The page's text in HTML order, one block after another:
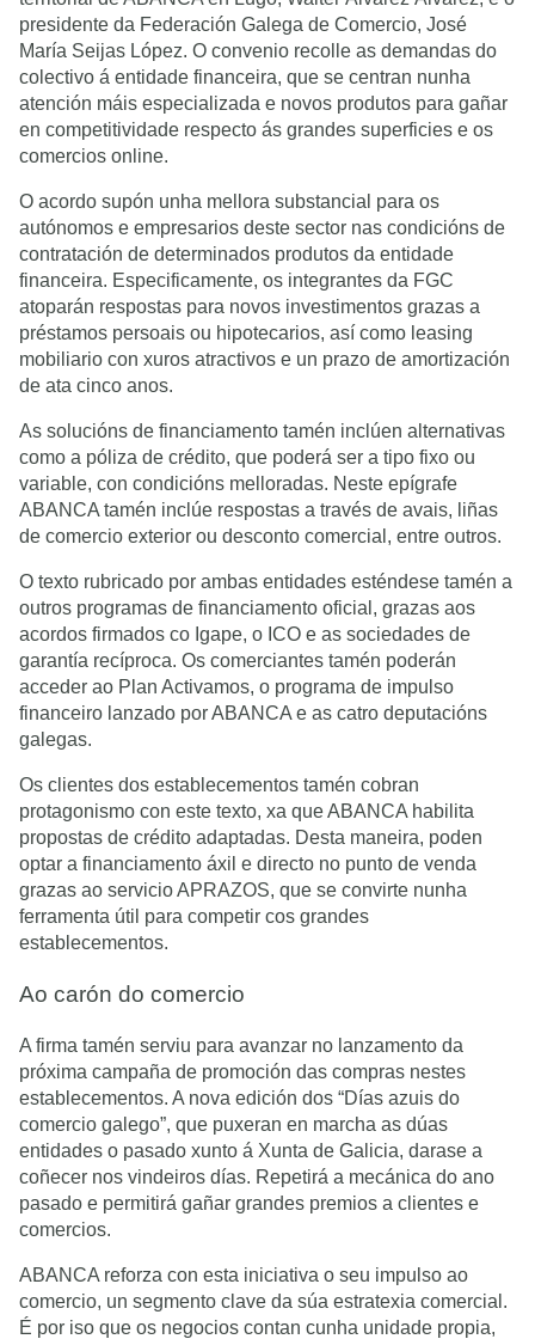
presidente da Federación Galega de Comercio, José
María Seijas López. O convenio recolle as demandas do
colectivo á entidade financeira, que se centran nunha
atención máis especializada e novos produtos para gañar
en competitividade respecto ás grandes superficies e os
comercios online.
O acordo supón unha mellora substancial para os
autónomos e empresarios deste sector nas condicións de
contratación de determinados produtos da entidade
financeira. Especificamente, os integrantes da FGC
atoparán respostas para novos investimentos grazas a
préstamos persoais ou hipotecarios, así como leasing
mobiliario con xuros atractivos e un prazo de amortización
de ata cinco anos.
As solucións de financiamento tamén inclúen alternativas
como a póliza de crédito, que poderá ser a tipo fixo ou
variable, con condicións melloradas. Neste epígrafe
ABANCA tamén inclúe respostas a través de avais, liñas
de comercio exterior ou desconto comercial, entre outros.
O texto rubricado por ambas entidades esténdese tamén a
outros programas de financiamento oficial, grazas aos
acordos firmados co Igape, o ICO e as sociedades de
garantía recíproca. Os comerciantes tamén poderán
acceder ao Plan Activamos, o programa de impulso
financeiro lanzado por ABANCA e as catro deputacións
galegas.
Os clientes dos establecementos tamén cobran
protagonismo con este texto, xa que ABANCA habilita
propostas de crédito adaptadas. Desta maneira, poden
optar a financiamento áxil e directo no punto de venda
grazas ao servicio APRAZOS, que se convirte nunha
ferramenta útil para competir cos grandes
establecementos.
Ao carón do comercio
A firma tamén serviu para avanzar no lanzamento da
próxima campaña de promoción das compras nestes
establecementos. A nova edición dos “Días azuis do
comercio galego”, que puxeran en marcha as dúas
entidades o pasado xunto á Xunta de Galicia, darase a
coñecer nos vindeiros días. Repetirá a mecánica do ano
pasado e permitirá gañar grandes premios a clientes e
comercios.
ABANCA reforza con esta iniciativa o seu impulso ao
comercio, un segmento clave da súa estratexia comercial.
É por iso que os negocios contan cunha unidade propia,